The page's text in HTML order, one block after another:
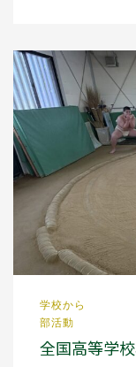
学校から
部活動
全国高等学